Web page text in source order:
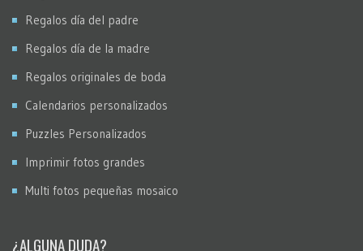
Regalos día del padre
Regalos día de la madre
Regalos originales de boda
Calendarios personalizados
Puzzles Personalizados
Imprimir fotos grandes
Multi fotos pequeñas mosaico
¿ALGUNA DUDA?